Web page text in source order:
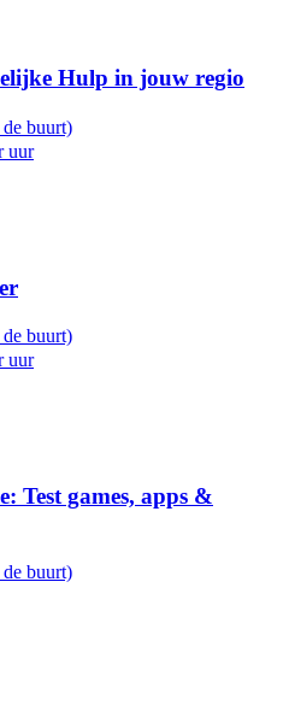
Hulp in jouw regio
buurt)
uur
buurt)
uur
Test games, apps &
buurt)